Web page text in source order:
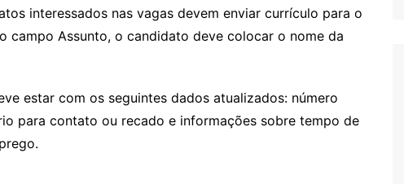
interessados nas vagas devem enviar currículo para o
campo Assunto, o candidato deve colocar o nome da
estar com os seguintes dados atualizados: número
para contato ou recado e informações sobre tempo de